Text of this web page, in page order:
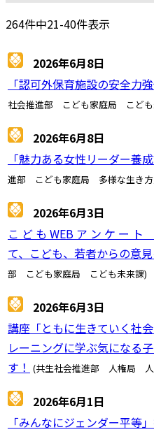
264件中21-40件表示
2026年6月8日
「認可外保育施設の安全力
社会推進部 こども家庭局 こども
2026年6月8日
「魅力ある女性リーダー養
進部 こども家庭局 多様な生き方
2026年6月3日
こ ど も WEB ア ン ケ ー
て、こども、若者からの意
部 こども家庭局 こども未来課)
2026年6月3日
講座「ともに生きていく社
レーニングに学ぶ気になる
す！ (共生社会推進部 人権局 人
2026年6月1日
「みんなにジェンダー平等